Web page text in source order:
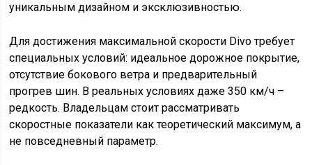
уникальным дизайном и эксклюзивностью.
Для достижения максимальной скорости Divo требует
специальных условий: идеальное дорожное покрытие,
отсутствие бокового ветра и предварительный
прогрев шин. В реальных условиях даже 350 км/ч –
редкость. Владельцам стоит рассматривать
скоростные показатели как теоретический максимум, а
не повседневный параметр.